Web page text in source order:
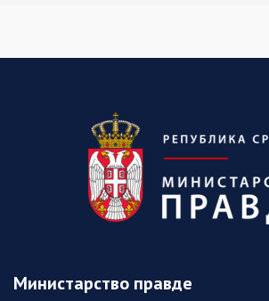
Министарство правде